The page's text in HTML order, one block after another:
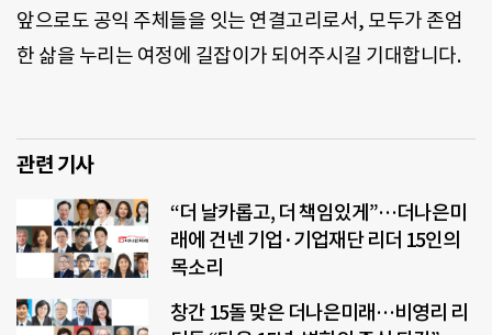
앞으로도 공익 주체들을 잇는 연결고리로서, 모두가 존엄
한 삶을 누리는 여정에 길잡이가 되어주시길 기대합니다.
관련 기사
“더 날카롭고, 더 책임있게”…더나은미
래에 건넨 기업·기업재단 리더 15인의
목소리
창간 15돌 맞은 더나은미래…비영리 리